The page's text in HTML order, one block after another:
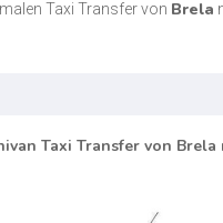
Taxi Transfer von Brela
Taxi Transfer von